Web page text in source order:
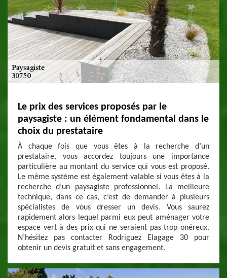
Le prix des services proposés par le
paysagiste : un élément fondamental dans le
choix du prestataire
À chaque fois que vous êtes à la recherche d’un
prestataire, vous accordez toujours une importance
particulière au montant du service qui vous est proposé.
Le même système est également valable si vous êtes à la
recherche d’un paysagiste professionnel. La meilleure
technique, dans ce cas, c’est de demander à plusieurs
spécialistes de vous dresser un devis. Vous saurez
rapidement alors lequel parmi eux peut aménager votre
espace vert à des prix qui ne seraient pas trop onéreux.
N’hésitez pas contacter Rodriguez Elagage 30 pour
obtenir un devis gratuit et sans engagement.